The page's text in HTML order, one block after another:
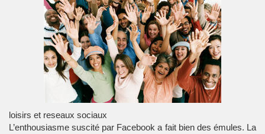
loisirs et reseaux sociaux
L’enthousiasme suscité par Facebook a fait bien des émules. La